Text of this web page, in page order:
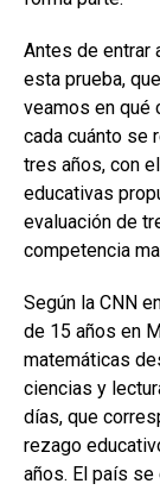
Antes de entrar
esta prueba,
veamos en qué
cada cuánto se
tres años, con
educativas
evaluación de
competencia
Según la CNN
de 15 años en
matemáticas
ciencias y
días, que
rezago
años. El país